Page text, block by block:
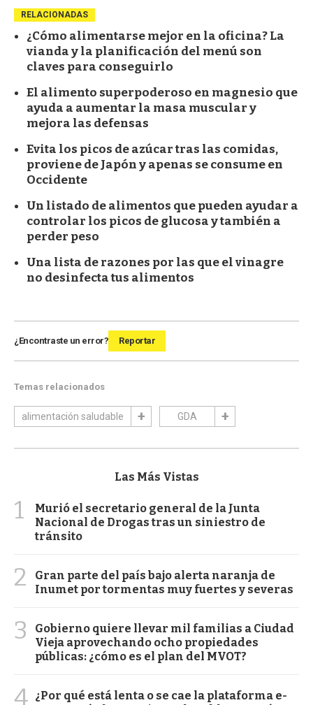
RELACIONADAS
¿Cómo alimentarse mejor en la oficina? La
vianda y la planificación del menú son
claves para conseguirlo
El alimento superpoderoso en magnesio que
ayuda a aumentar la masa muscular y
mejora las defensas
Evita los picos de azúcar tras las comidas,
proviene de Japón y apenas se consume en
Occidente
Un listado de alimentos que pueden ayudar a
controlar los picos de glucosa y también a
perder peso
Una lista de razones por las que el vinagre
no desinfecta tus alimentos
¿Encontraste un error? Reportar
Temas relacionados
alimentación saludable GDA
Las Más Vistas
1
Murió el secretario general de la Junta
Nacional de Drogas tras un siniestro de
tránsito
2
Gran parte del país bajo alerta naranja de
Inumet por tormentas muy fuertes y severas
3
Gobierno quiere llevar mil familias a Ciudad
Vieja aprovechando ocho propiedades
públicas: ¿cómo es el plan del MVOT?
4 ¿Por qué está lenta o se cae la plataforma e-